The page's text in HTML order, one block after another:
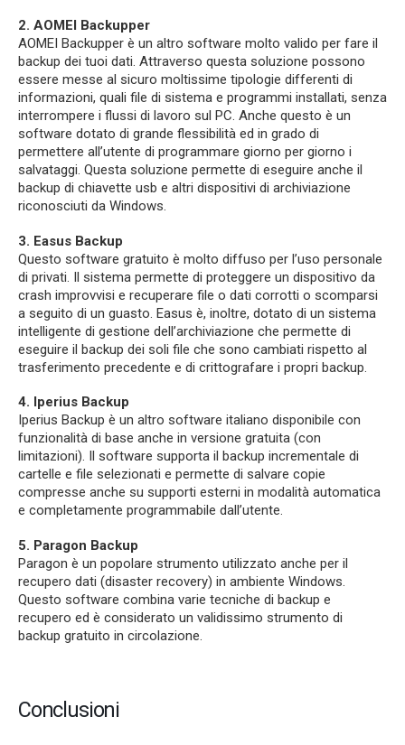
2. AOMEI Backupper
AOMEI Backupper è un altro software molto valido per fare il
backup dei tuoi dati. Attraverso questa soluzione possono
essere messe al sicuro moltissime tipologie differenti di
informazioni, quali file di sistema e programmi installati, senza
interrompere i flussi di lavoro sul PC. Anche questo è un
software dotato di grande flessibilità ed in grado di
permettere all’utente di programmare giorno per giorno i
salvataggi. Questa soluzione permette di eseguire anche il
backup di chiavette usb e altri dispositivi di archiviazione
riconosciuti da Windows.
3. Easus Backup
Questo software gratuito è molto diffuso per l’uso personale
di privati. Il sistema permette di proteggere un dispositivo da
crash improvvisi e recuperare file o dati corrotti o scomparsi
a seguito di un guasto. Easus è, inoltre, dotato di un sistema
intelligente di gestione dell’archiviazione che permette di
eseguire il backup dei soli file che sono cambiati rispetto al
trasferimento precedente e di crittografare i propri backup.
4. Iperius Backup
Iperius Backup è un altro software italiano disponibile con
funzionalità di base anche in versione gratuita (con
limitazioni). Il software supporta il backup incrementale di
cartelle e file selezionati e permette di salvare copie
compresse anche su supporti esterni in modalità automatica
e completamente programmabile dall’utente.
5. Paragon Backup
Paragon è un popolare strumento utilizzato anche per il
recupero dati (disaster recovery) in ambiente Windows.
Questo software combina varie tecniche di backup e
recupero ed è considerato un validissimo strumento di
backup gratuito in circolazione.
Conclusioni